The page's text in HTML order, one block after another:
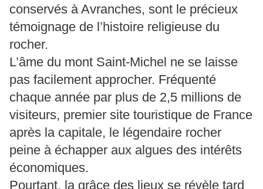
conservés à Avranches, sont le précieux
témoignage de l’histoire religieuse du
rocher.
L’âme du mont Saint-Michel ne se laisse
pas facilement approcher. Fréquenté
chaque année par plus de 2,5 millions de
visiteurs, premier site touristique de France
après la capitale, le légendaire rocher
peine à échapper aux algues des intérêts
économiques.
Pourtant, la grâce des lieux se révèle tard